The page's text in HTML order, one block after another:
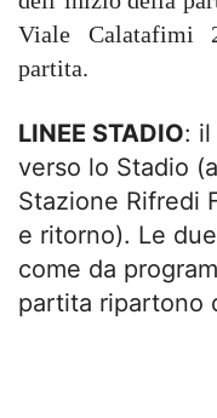
Viale Calatafimi
partita.
LINEE STADIO: il
verso lo Stadio
Stazione Rifredi
e ritorno). Le
come da
partita ripartono